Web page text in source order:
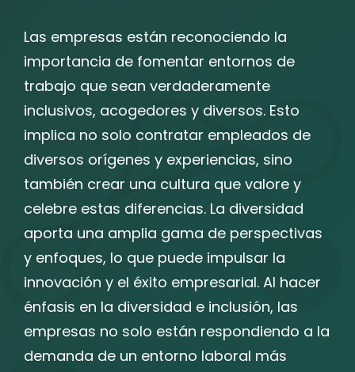
Las empresas están reconociendo la
importancia de fomentar entornos de
trabajo que sean verdaderamente
inclusivos, acogedores y diversos. Esto
implica no solo contratar empleados de
diversos orígenes y experiencias, sino
también crear una cultura que valore y
celebre estas diferencias. La diversidad
aporta una amplia gama de perspectivas
y enfoques, lo que puede impulsar la
innovación y el éxito empresarial. Al hacer
énfasis en la diversidad e inclusión, las
empresas no solo están respondiendo a la
demanda de un entorno laboral más